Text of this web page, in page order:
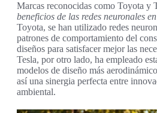
Marcas reconocidas como Toyota y
beneficios de las redes neuronales
Toyota, se han utilizado redes
patrones de comportamiento del
diseños para satisfacer mejor las
Tesla, por otro lado, ha empleado
modelos de diseño más
así una sinergia perfecta entre
ambiental.